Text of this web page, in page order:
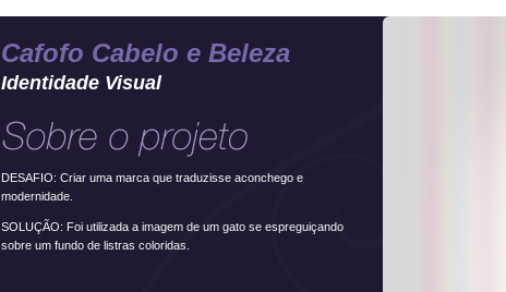
Cafofo Cabelo e Beleza
Identidade Visual
DESAFIO: Criar uma marca que traduzisse aconchego e
modernidade.
SOLUÇÃO: Foi utilizada a imagem de um gato se espreguiçando
sobre um fundo de listras coloridas.